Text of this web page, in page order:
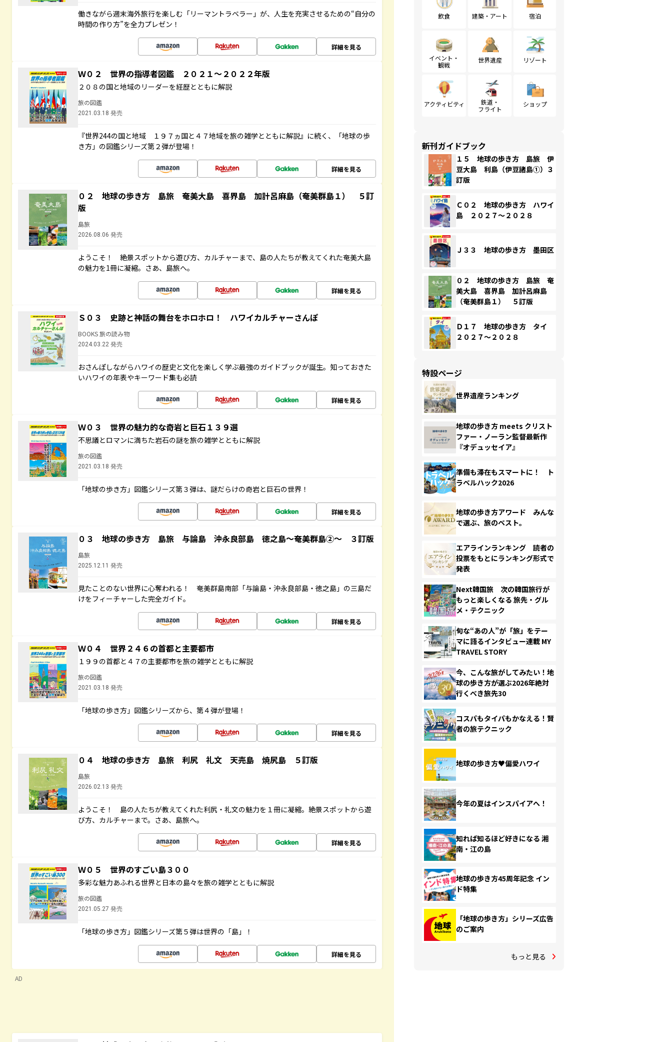
働きながら週末海外旅行を楽しむ「リーマントラベラー」が、人生を充実させるための“自分の
時間の作り方”を全力プレゼン！
詳細を見る
Ｗ０２ 世界の指導者図鑑 ２０２１～２０２２年版
２０８の国と地域のリーダーを経歴とともに解説
旅の図鑑
2021.03.18 発売
『世界244の国と地域 １９７ヵ国と４７地域を旅の雑学とともに解説』に続く、「地球の歩
き方」の図鑑シリーズ第２弾が登場！
詳細を見る
０２ 地球の歩き方 島旅 奄美大島 喜界島 加計呂麻島（奄美群島１） ５訂
版
島旅
2026.08.06 発売
ようこそ！ 絶景スポットから遊び方、カルチャーまで、島の人たちが教えてくれた奄美大島
の魅力を1冊に凝縮。さあ、島旅へ。
詳細を見る
Ｓ０３ 史跡と神話の舞台をホロホロ！ ハワイカルチャーさんぽ
BOOKS 旅の読み物
2024.03.22 発売
おさんぽしながらハワイの歴史と文化を楽しく学ぶ最強のガイドブックが誕生。知っておきた
いハワイの年表やキーワード集も必読
詳細を見る
Ｗ０３ 世界の魅力的な奇岩と巨石１３９選
不思議とロマンに満ちた岩石の謎を旅の雑学とともに解説
旅の図鑑
2021.03.18 発売
「地球の歩き方」図鑑シリーズ第３弾は、謎だらけの奇岩と巨石の世界！
詳細を見る
０３ 地球の歩き方 島旅 与論島 沖永良部島 徳之島～奄美群島②～ ３訂版
島旅
2025.12.11 発売
見たことのない世界に心奪われる！ 奄美群島南部「与論島・沖永良部島・徳之島」の三島だ
けをフィーチャーした完全ガイド。
詳細を見る
Ｗ０４ 世界２４６の首都と主要都市
１９９の首都と４７の主要都市を旅の雑学とともに解説
旅の図鑑
2021.03.18 発売
「地球の歩き方」図鑑シリーズから、第４弾が登場！
詳細を見る
０４ 地球の歩き方 島旅 利尻 礼文 天売島 焼尻島 ５訂版
島旅
2026.02.13 発売
ようこそ！ 島の人たちが教えてくれた利尻・礼文の魅力を１冊に凝縮。絶景スポットから遊
び方、カルチャーまで。さあ、島旅へ。
詳細を見る
Ｗ０５ 世界のすごい島３００
多彩な魅力あふれる世界と日本の島々を旅の雑学とともに解説
旅の図鑑
2021.05.27 発売
「地球の歩き方」図鑑シリーズ第５弾は世界の「島」！
詳細を見る
AD
飲食 建築・アート 宿泊
イベント・
観戦
世界遺産 リゾート
アクティビティ
鉄道・
フライト
ショップ
新刊ガイドブック
１５ 地球の歩き方 島旅 伊
豆大島 利島（伊豆諸島①）３
訂版
Ｃ０２ 地球の歩き方 ハワイ
島 ２０２７～２０２８
Ｊ３３ 地球の歩き方 墨田区
０２ 地球の歩き方 島旅 奄
美大島 喜界島 加計呂麻島
（奄美群島１） ５訂版
Ｄ１７ 地球の歩き方 タイ
２０２７～２０２８
特設ページ
世界遺産ランキング
地球の歩き方 meets クリスト
ファー・ノーラン監督最新作
『オデュッセイア』
準備も滞在もスマートに！ ト
ラベルハック2026
地球の歩き方アワード みんな
で選ぶ、旅のベスト。
エアラインランキング 読者の
投票をもとにランキング形式で
発表
Next韓国旅 次の韓国旅行が
もっと楽しくなる 旅先・グル
メ・テクニック
旬な“あの人”が「旅」をテー
マに語るインタビュー連載 MY
TRAVEL STORY
今、こんな旅がしてみたい！地
球の歩き方が選ぶ2026年絶対
行くべき旅先30
コスパもタイパもかなえる！賢
者の旅テクニック
地球の歩き方♥偏愛ハワイ
今年の夏はインスパイアへ！
知れば知るほど好きになる 湘
南・江の島
地球の歩き方45周年記念 イン
ド特集
「地球の歩き方」シリーズ広告
のご案内
もっと見る